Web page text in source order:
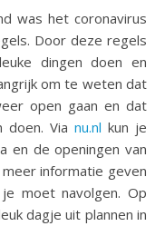
was het coronavirus
Door deze regels
dingen doen en
om te weten dat
open gaan en dat
doen. Via nu.nl kun je
en de openingen van
informatie geven
moet navolgen. Op
dagje uit plannen in